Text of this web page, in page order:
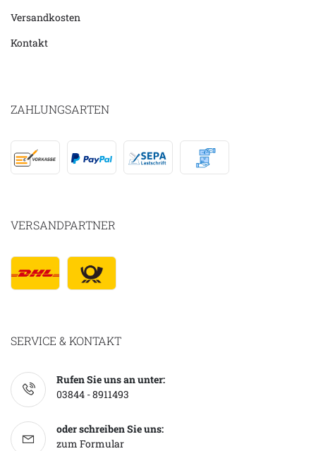
Versandkosten
Kontakt
ZAHLUNGSARTEN
VERSANDPARTNER
SERVICE & KONTAKT
Rufen Sie uns an unter:
03844 - 8911493
oder schreiben Sie uns:
zum Formular